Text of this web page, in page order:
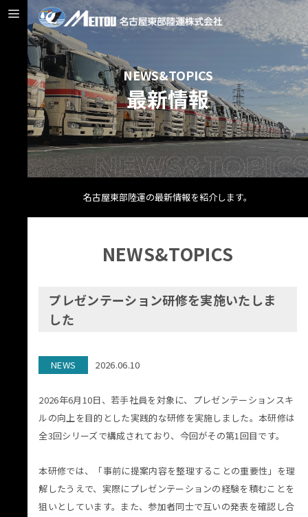
NEWS&TOPICS
最新情報
名古屋東部陸運の最新情報を紹介します。
NEWS&TOPICS
プレゼンテーション研修を実施いたしま
した
NEWS 2026.06.10
2026年6月10日、若手社員を対象に、プレゼンテーションスキ
ルの向上を目的とした実践的な研修を実施しました。本研修は
全3回シリーズで構成されており、今回がその第1回目です。
本研修では、「事前に提案内容を整理することの重要性」を理
解したうえで、実際にプレゼンテーションの経験を積むことを
狙いとしています。また、参加者同士で互いの発表を確認し合